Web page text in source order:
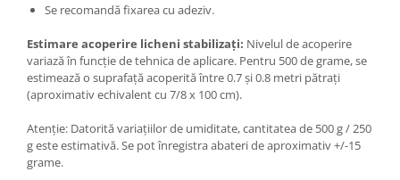
Se recomandă fixarea cu adeziv.
Estimare acoperire licheni stabilizați: Nivelul de acoperire
variază în funcție de tehnica de aplicare. Pentru 500 de grame, se
estimează o suprafață acoperită între 0.7 și 0.8 metri pătrați
(aproximativ echivalent cu 7/8 x 100 cm).
Atenție: Datorită variațiilor de umiditate, cantitatea de 500 g / 250
g este estimativă. Se pot înregistra abateri de aproximativ +/-15
grame.